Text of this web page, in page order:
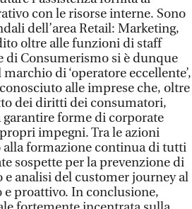
con le risorse interne. Sono
dell’area Retail: Marketing,
oltre alle funzioni di staff
di Consumerismo si è dunque
di ‘operatore eccellente’,
alle imprese che, oltre
dei diritti dei consumatori,
forme di corporate
impegni. Tra le azioni
formazione continua di tutti
sospette per la prevenzione di
analisi del customer journey al
proattivo. In conclusione,